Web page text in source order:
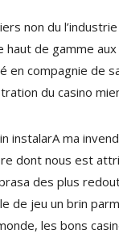
non du
de gamme
en compagnie de
du casino
A ma
dont nous est
des plus
de jeu un brin
les bons